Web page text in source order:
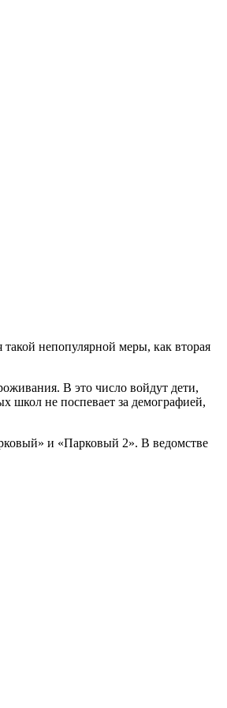
непопулярной меры, как вторая
В это число войдут дети,
школ не поспевает за демографией,
и «Парковый 2». В ведомстве